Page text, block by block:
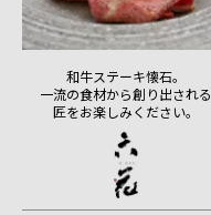
和牛ステーキ懐石。
一流の食材から創り出される
匠をお楽しみください。